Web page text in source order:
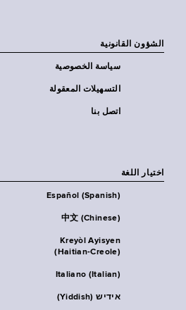
الشؤون القانونية
سياسة الخصوصية
التسهيلات المعقولة
اتصل بنا
اختيار اللغة
Español (Spanish)
中文 (Chinese)
Kreyòl Ayisyen
(Haitian-Creole)
Italiano (Italian)
אידיש (Yiddish)